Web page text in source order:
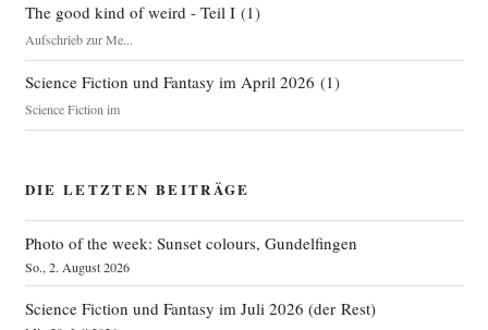
The good kind of weird - Teil I(1)
Aufschrieb zur Me...
Science Fiction und Fantasy im April 2026 (1)
Science Fiction im
DIE LETZTEN BEITRÄGE
Photo of the week: Sunset colours, Gundelfingen
So., 2. August 2026
Science Fiction und Fantasy im Juli 2026 (der Rest)